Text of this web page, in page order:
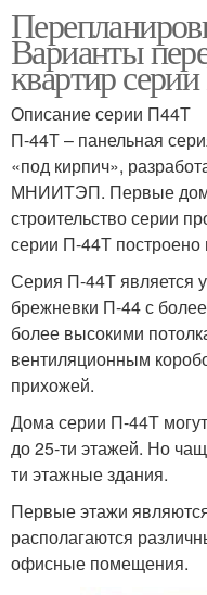
Варианты
квартир
Описание серии П44Т
П-44Т – панельная
«под кирпич»,
МНИИТЭП. Первые
строительство серии
серии П-44Т построено
Серия П-44Т является
брежневки П-44 с
более высокими
вентиляционным
прихожей.
Дома серии П-44Т
до 25-ти этажей. Но
ти этажные здания.
Первые этажи
располагаются
офисные помещения.